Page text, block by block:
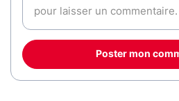
Poster mon